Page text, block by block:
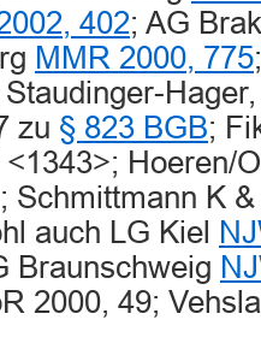
402; AG
MMR 2000, 775
Staudinger-
zu § 823 BGB;
Hoeren/
Schmittmann K
auch LG Kiel
Braunschweig
2000, 49;